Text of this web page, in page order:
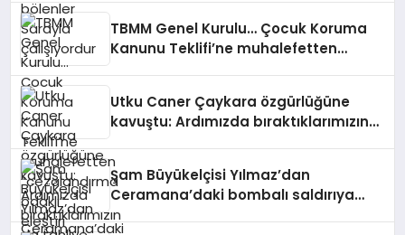
TBMM Genel Kurulu… Çocuk Koruma
Kanunu Teklifi’ne muhalefetten
Utku Caner Çaykara özgürlüğüne
kavuştu: Ardımızda bıraktıklarımızın
ailelerine kavuşmalarını diliyorum
Şam Büyükelçisi Yılmaz’dan
Ceramana’daki bombalı saldırıya
kınama